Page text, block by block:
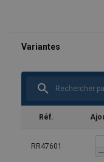
Réf.
RR47601